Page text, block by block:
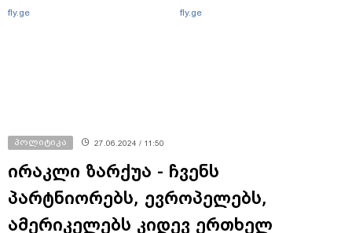
fly.ge fly.ge
პოლიტიკა 27.06.2024 / 11:50
ირაკლი ზარქუა - ჩვენს
პარტნიორებს, ევროპელებს,
ამერიკელებს კიდევ ერთხელ